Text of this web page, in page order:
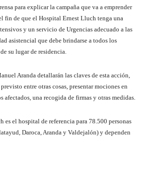
para explicar la campaña que va a emprender
fin de que el Hospital Ernest Lluch tenga una
y un servicio de Urgencias adecuado a las
asistencial que debe brindarse a todos los
su lugar de residencia.
Aranda detallarán las claves de esta acción,
entre otras cosas, presentar mociones en
afectados, una recogida de firmas y otras medidas.
es el hospital de referencia para 78.500 personas
Daroca, Aranda y Valdejalón) y dependen